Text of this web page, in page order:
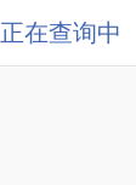
正在查询中